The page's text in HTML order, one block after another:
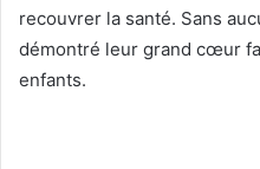
recouvrer la santé. Sans
démontré leur grand cœur
enfants.